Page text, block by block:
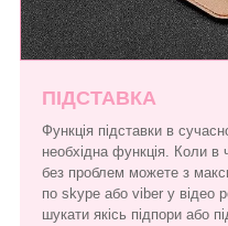
ПІДСТАВКА
Функція підставки в
необхідна функція. Коли в
без проблем можете з
по skype або viber у відео
шукати якісь підпори або